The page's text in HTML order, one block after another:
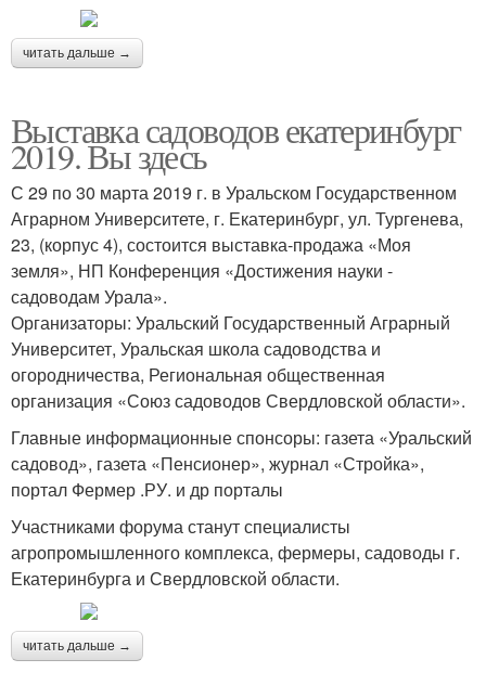
читать дальше →
Выставка садоводов екатеринбург
2019. Вы здесь
С 29 по 30 марта 2019 г. в Уральском Государственном
Аграрном Университете, г. Екатеринбург, ул. Тургенева,
23, (корпус 4), состоится выставка-продажа «Моя
земля», НП Конференция «Достижения науки -
садоводам Урала».
Организаторы: Уральский Государственный Аграрный
Университет, Уральская школа садоводства и
огородничества, Региональная общественная
организация «Союз садоводов Свердловской области».
Главные информационные спонсоры: газета «Уральский
садовод», газета «Пенсионер», журнал «Стройка»,
портал Фермер .РУ. и др порталы
Участниками форума станут специалисты
агропромышленного комплекса, фермеры, садоводы г.
Екатеринбурга и Свердловской области.
читать дальше →